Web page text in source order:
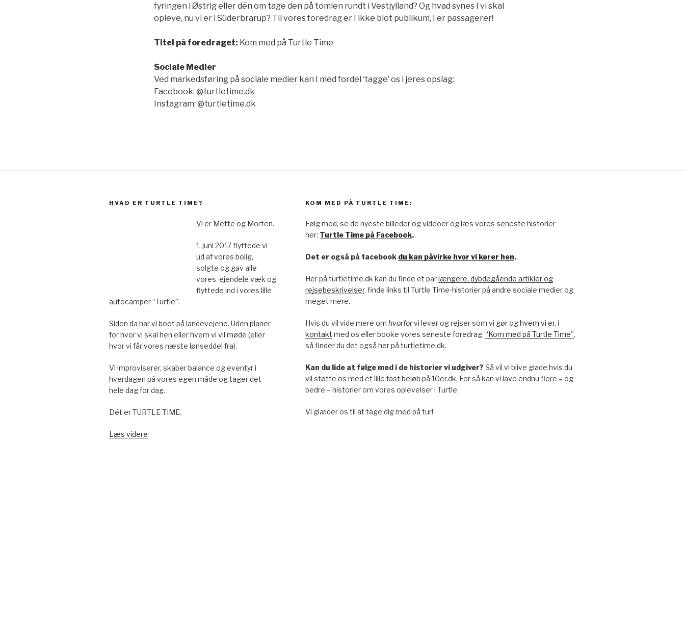
fyringen i Østrig eller dén om tage den på tomlen rundt i Vestjylland? Og hvad synes I vi skal
opleve, nu vi er i Süderbrarup? Til vores foredrag er I ikke blot publikum, I er passagerer!
Titel på foredraget: Kom med på Turtle Time
Sociale Medier
Ved markedsføring på sociale medier kan I med fordel ‘tagge’ os i jeres opslag:
Facebook: @turtletime.dk
Instagram: @turtletime.dk
HVAD ER TURTLE TIME?
Vi er Mette og Morten.
1. juni 2017 flyttede vi
ud af vores bolig,
solgte og gav alle
vores ejendele væk og
flyttede ind i vores lille
autocamper “Turtle”.
Siden da har vi boet på landevejene. Uden planer
for hvor vi skal hen eller hvem vi vil møde (eller
hvor vi får vores næste lønseddel fra).
Vi improviserer, skaber balance og eventyr i
hverdagen på vores egen måde og tager det
hele dag for dag.
Dét er TURTLE TIME.
Læs videre
KOM MED PÅ TURTLE TIME:
Følg med, se de nyeste billeder og videoer og læs vores seneste historier
her: Turtle Time på Facebook.
Det er også på facebook du kan påvirke hvor vi kører hen.
Her på turtletime.dk kan du finde et parlængere, dybdegående artikler og
rejsebeskrivelser, finde links til Turtle Time-historier på andre sociale medier og
meget mere.
Hvis du vil vide mere om hvorforvi lever og rejser som vi gør oghvem vi er, i
kontakt med os eller booke vores seneste foredrag “Kom med på Turtle Time”,
så finder du det også her på turtletime.dk.
Kan du lide at følge med i de historier vi udgiver? Så vil vi blive glade hvis du
vil støtte os med et lille fast beløb på 10er.dk. For så kan vi lave endnu flere – og
bedre – historier om vores oplevelser i Turtle.
Vi glæder os til at tage dig med på tur!